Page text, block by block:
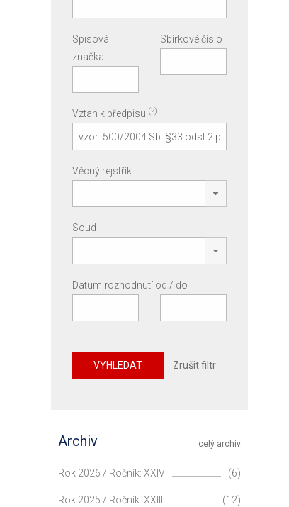
Spisová
značka
Sbírkové číslo
Vztah k předpisu (?)
Věcný rejstřík
Soud
Datum rozhodnutí od / do
VYHLEDAT Zrušit filtr
celý archiv
Archiv
Rok 2026 / Ročník: XXIV (6)
Rok 2025 / Ročník: XXIII (12)